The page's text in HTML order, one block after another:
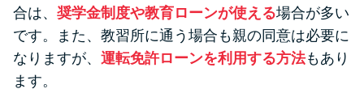
合は、 奨学金制度や教育ローンが使える場合が多い
です。また、教習所に通う場合も親の同意は必要に
なりますが、 運転免許ローンを利用する方法もあり
ます。